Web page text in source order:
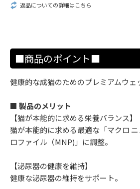
返品についての詳細はこちら
■商品のポイント■
健康的な成猫のためのプレミアムウェ
■ 製品のメリット
【猫が本能的に求める栄養バランス】
猫が本能的に求める最適な「マクロ
ロファイル（MNP)」に調整。
【泌尿器の健康を維持】
健康な泌尿器の維持をサポート。